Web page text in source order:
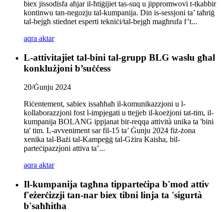
biex jissodisfa aħjar il-ħtiġijiet tas-suq u jippromwovi t-tkabbir
kontinwu tan-negozju tal-kumpanija. Din is-sessjoni ta’ taħriġ
tal-bejgħ stiednet esperti tekniċi/tal-bejgħ magħrufa f’t...
aqra aktar
L-attivitajiet tal-bini tal-grupp BLG waslu għal
konklużjoni b’suċċess
20/Ġunju 2024
Riċentement, sabiex issaħħaħ il-komunikazzjoni u l-
kollaborazzjoni fost l-impjegati u ttejjeb il-koeżjoni tat-tim, il-
kumpanija BOLANG ippjanat bir-reqqa attività unika ta 'bini
ta' tim. L-avveniment sar fil-15 ta’ Ġunju 2024 fiż-żona
xenika tal-Bażi tal-Kampeġġ tal-Gżira Kaisha, bil-
parteċipazzjoni attiva ta’...
aqra aktar
Il-kumpanija tagħna tipparteċipa b'mod attiv
f'eżerċizzji tan-nar biex tibni linja ta 'sigurtà
b'saħħitha